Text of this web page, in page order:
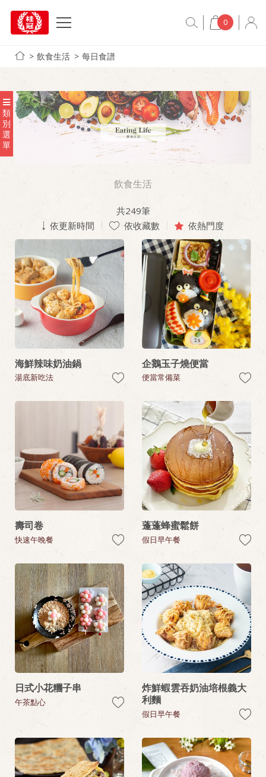
0
飲食生活 每日食譜
類
別
選
單
飲食生活
共249筆
依更新時間
依收藏數 依熱門度
海鮮辣味奶油鍋
湯底新吃法
企鵝玉子燒便當
便當常備菜
壽司卷
快速午晚餐
蓬蓬蜂蜜鬆餅
假日早午餐
日式小花糰子串
午茶點心
炸鮮蝦雲吞奶油培根義大
利麵
假日早午餐